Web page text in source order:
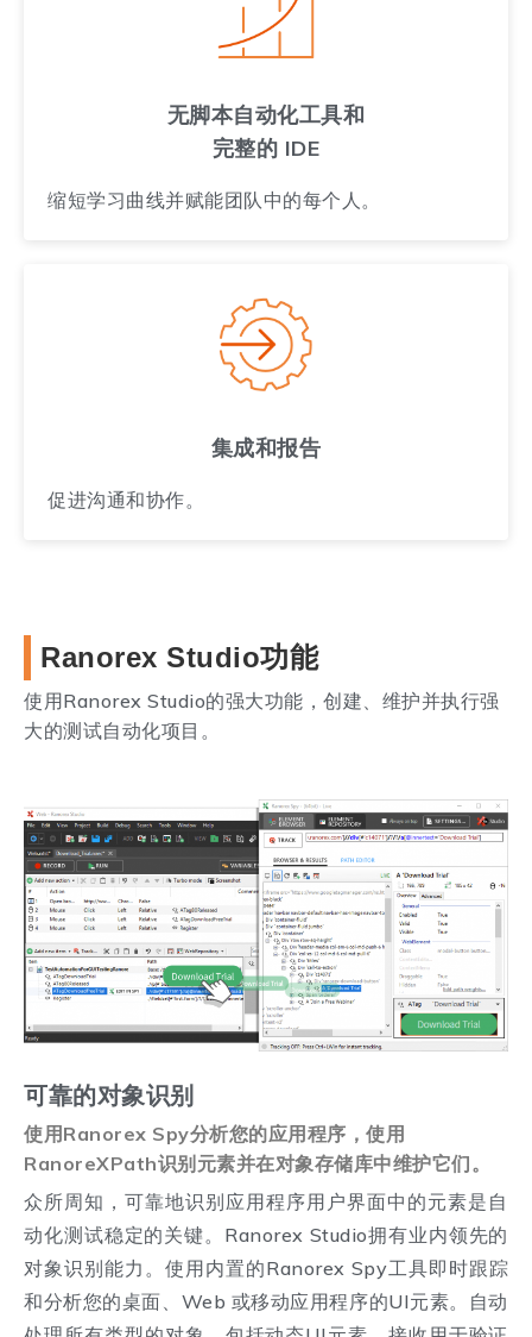
无脚本自动化工具和
完整的 IDE
缩短学习曲线并赋能团队中的每个人。
集成和报告
促进沟通和协作。
Ranorex Studio功能
使用Ranorex Studio的强大功能，创建、维护并执行强
大的测试自动化项目。
可靠的对象识别
使用Ranorex Spy分析您的应用程序，使用
RanoreXPath识别元素并在对象存储库中维护它们。
众所周知，可靠地识别应用程序用户界面中的元素是自
动化测试稳定的关键。Ranorex Studio拥有业内领先的
对象识别能力。使用内置的Ranorex Spy工具即时跟踪
和分析您的桌面、Web 或移动应用程序的UI元素。自动